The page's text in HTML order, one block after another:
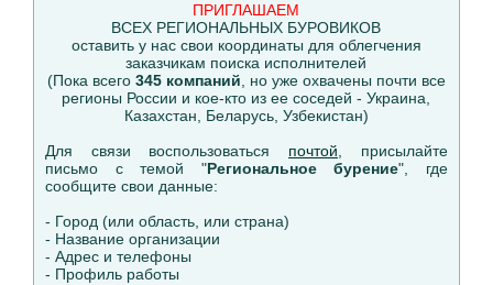
ПРИГЛАШАЕМ
ВСЕХ РЕГИОНАЛЬНЫХ БУРОВИКОВ
оставить у нас свои координаты для облегчения
заказчикам поиска исполнителей
(Пока всего 345 компаний, но уже охвачены почти все
регионы России и кое-кто из ее соседей - Украина,
Казахстан, Беларусь, Узбекистан)
Для связи воспользоваться почтой, присылайте
письмо с темой "Региональное бурение", где
сообщите свои данные:
- Город (или область, или страна)
- Название организации
- Адрес и телефоны
- Профиль работы